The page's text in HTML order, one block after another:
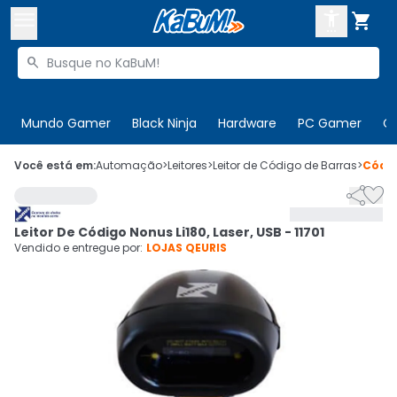

Buscar produtos

Mundo Gamer Black Ninja Hardware PC Gamer
 Olá. Acesse sua conta

Cupons
Ativar tradutor em libras
CADASTRE-SE
Você está em:Automação>Leitores>Leitor de Código de Barras>

Leitor De Código Nonus Li180, Laser, USB - 11701
Vendido e entregue por: LOJAS QEURIS